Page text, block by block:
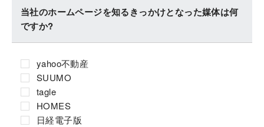
当社のホームページを知るきっかけとなった媒体は何
ですか?
yahoo不動産
SUUMO
tagle
HOMES
日経電子版